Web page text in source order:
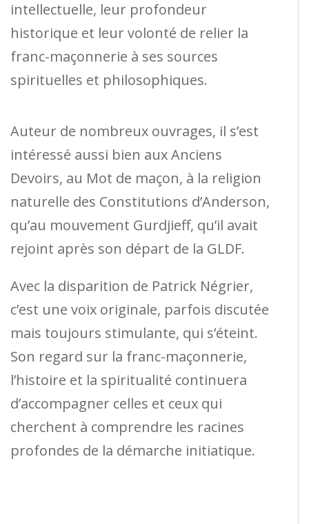
intellectuelle, leur profondeur
historique et leur volonté de relier la
franc-maçonnerie à ses sources
spirituelles et philosophiques.
Auteur de nombreux ouvrages, il s’est
intéressé aussi bien aux Anciens
Devoirs, au Mot de maçon, à la religion
naturelle des Constitutions d’Anderson,
qu’au mouvement Gurdjieff, qu’il avait
rejoint après son départ de la GLDF.
Avec la disparition de Patrick Négrier,
c’est une voix originale, parfois discutée
mais toujours stimulante, qui s’éteint.
Son regard sur la franc-maçonnerie,
l’histoire et la spiritualité continuera
d’accompagner celles et ceux qui
cherchent à comprendre les racines
profondes de la démarche initiatique.